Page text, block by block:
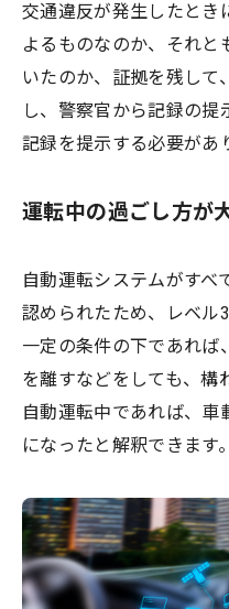
交通違反が発生したとき
よるものなのか、それと
いたのか、証拠を残して
し、警察官から記録の
記録を提示する必要があ
運転中の過ごし方が
自動運転システムがすべ
認められたため、レベル
一定の条件の下であれば
を離すなどをしても、構
自動運転中であれば、車
になったと解釈できます。